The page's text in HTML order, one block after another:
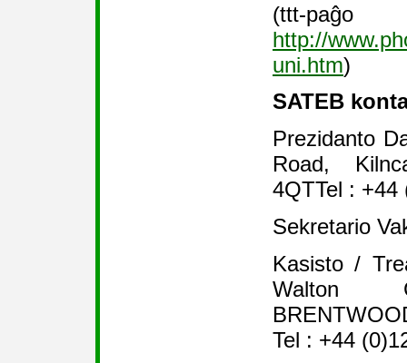
(ttt-
http://
uni.htm)
SATEB
Prezidanto
Road,
4QTTel : +44
Sekretario
Kasisto /
Walton
Tel : +44